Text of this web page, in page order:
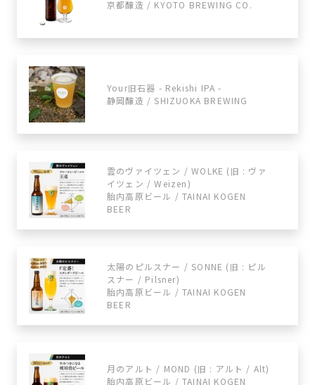
京都醸造 / KYOTO BREWING CO.
Your旧石器 - Rekishi IPA -
静岡醸造 / SHIZUOKA BREWING
雲のヴァイツェン / WOLKE (旧 : ヴァ
イツェン / Weizen)
胎内高原ビール / TAINAI KOGEN
BEER
太陽のピルスナー / SONNE (旧 : ピル
スナー / Pilsner)
胎内高原ビール / TAINAI KOGEN
BEER
月のアルト / MOND (旧 : アルト / Alt)
胎内高原ビール / TAINAI KOGEN